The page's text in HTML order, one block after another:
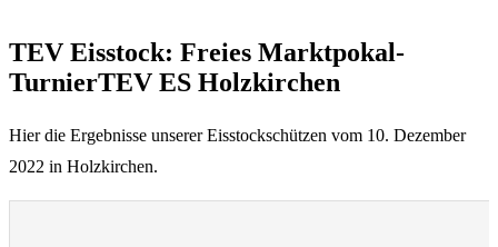
TEV Eisstock: Freies Marktpokal-
TurnierTEV ES Holzkirchen
Hier die Ergebnisse unserer Eisstockschützen vom 10. Dezember
2022 in Holzkirchen.